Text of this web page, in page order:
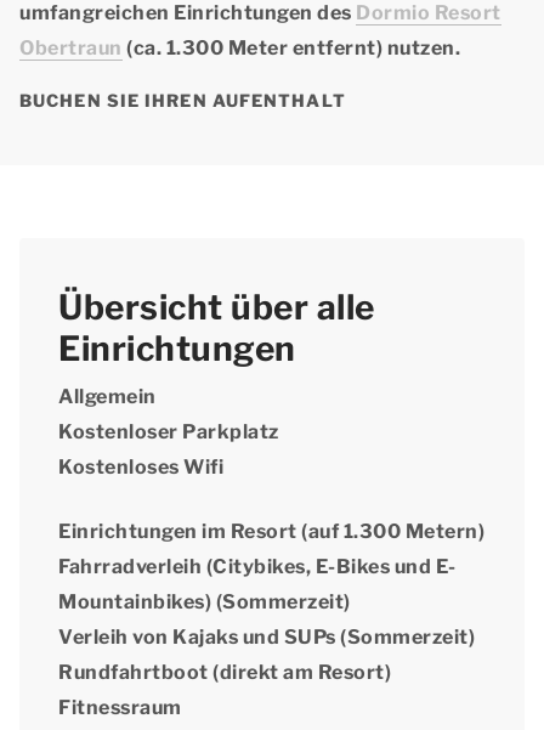
umfangreichen Einrichtungen des Dormio Resort
Obertraun (ca. 1.300 Meter entfernt) nutzen.
BUCHEN SIE IHREN AUFENTHALT
Übersicht über alle
Einrichtungen
Allgemein
Kostenloser Parkplatz
Kostenloses Wifi
Einrichtungen im Resort (auf 1.300 Metern)
Fahrradverleih (Citybikes, E-Bikes und E-
Mountainbikes) (Sommerzeit)
Verleih von Kajaks und SUPs (Sommerzeit)
Rundfahrtboot (direkt am Resort)
Fitnessraum